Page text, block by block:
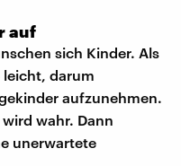
auf
sich Kinder. Als
leicht, darum
aufzunehmen.
wahr. Dann
unerwartete